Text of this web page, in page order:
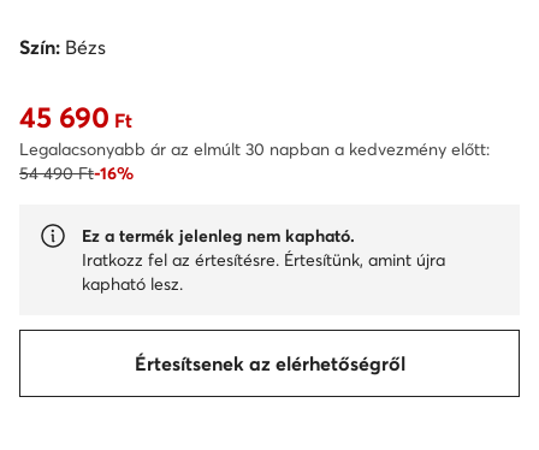
Szín: Bézs
Aktuális ár 45 690 Ft
45 690 Ft
Legalacsonyabb ár az elmúlt 30 napban a kedvezmény előtt:
54 490 Ft-16%
Ez a termék jelenleg nem kapható.
Iratkozz fel az értesítésre. Értesítünk, amint újra
kapható lesz.
Értesítsenek az elérhetőségről